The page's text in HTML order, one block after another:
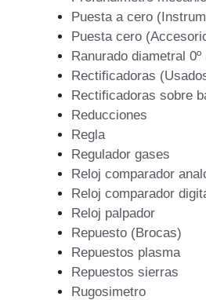
Puesta a cero
Puesta cero
Ranurado diametral
Rectificadoras
Rectificadoras sobre
Reducciones
Regla
Regulador gases
Reloj comparador
Reloj comparador
Reloj palpador
Repuesto (Brocas)
Repuestos plasma
Repuestos sierras
Rugosimetro